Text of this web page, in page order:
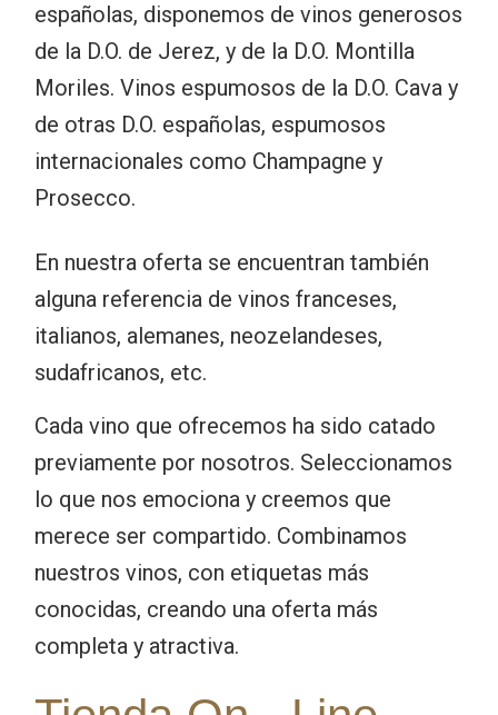
españolas, disponemos de vinos generosos
de la D.O. de Jerez, y de la D.O. Montilla
Moriles. Vinos espumosos de la D.O. Cava y
de otras D.O. españolas, espumosos
internacionales como Champagne y
Prosecco.
En nuestra oferta se encuentran también
alguna referencia de vinos franceses,
italianos, alemanes, neozelandeses,
sudafricanos, etc.
Cada vino que ofrecemos ha sido catado
previamente por nosotros. Seleccionamos
lo que nos emociona y creemos que
merece ser compartido. Combinamos
nuestros vinos, con etiquetas más
conocidas, creando una oferta más
completa y atractiva.